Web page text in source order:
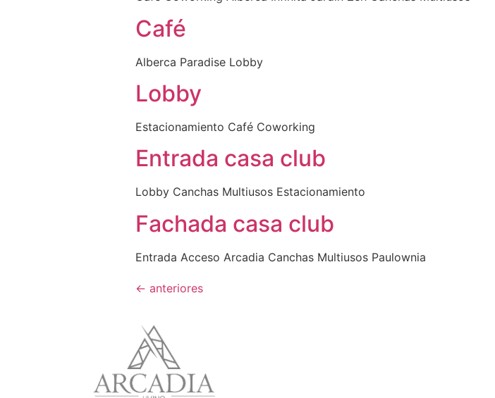
Café
Alberca Paradise Lobby
Lobby
Estacionamiento Café Coworking
Entrada casa club
Lobby Canchas Multiusos Estacionamiento
Fachada casa club
Entrada Acceso Arcadia Canchas Multiusos Paulownia
← anteriores